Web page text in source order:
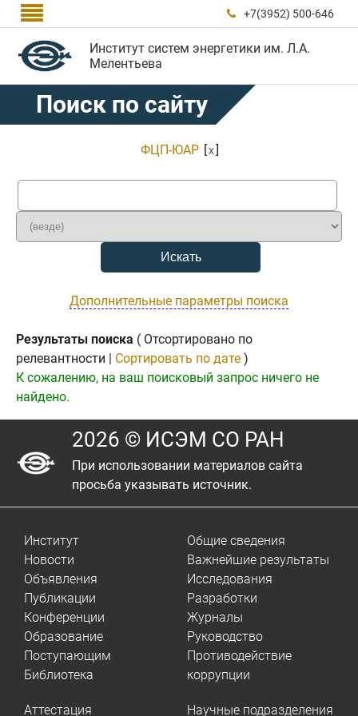
  +7(3952) 500-646
Институт систем энергетики им. Л.А.
Мелентьева
Поиск по сайту
ФЦП-ЮАР [x]
Дополнительные параметры поиска
Результаты поиска ( Отсортировано по
релевантности | Сортировать по дате )
К сожалению, на ваш поисковый запрос ничего не
найдено.
2026 © ИСЭМ СО РАН
При использовании материалов сайта
просьба указывать источник.
Институт
Новости
Объявления
Публикации
Конференции
Образование
Поступающим
Библиотека
Общие сведения
Важнейшие результаты
Исследования
Разработки
Журналы
Руководство
Противодействие
коррупции
Аттестация Научные подразделения